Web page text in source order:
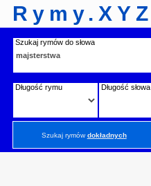
Rymy.XYZ
Szukaj rymów do słowa
Długość rymu Długość słowa
Szukaj rymówdokładnych